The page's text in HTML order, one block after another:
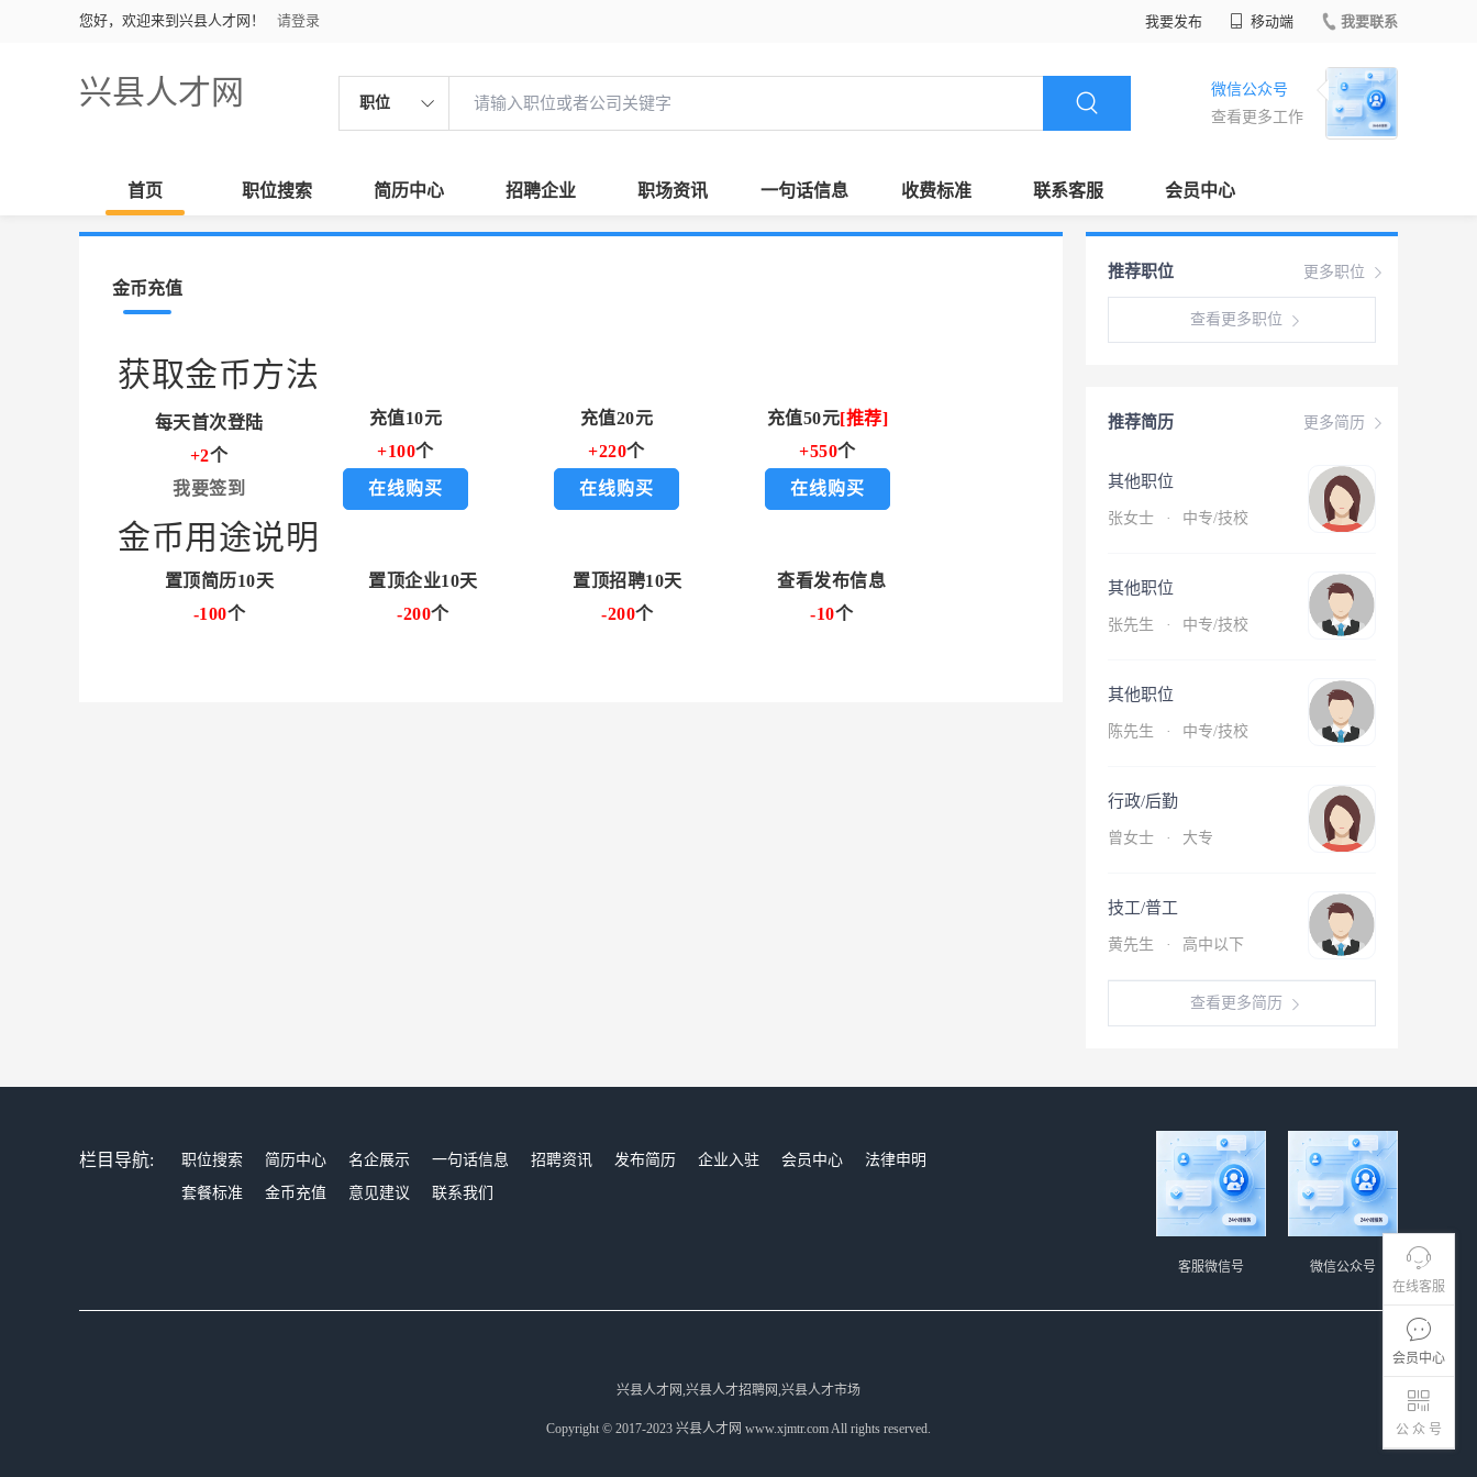
您好，欢迎来到兴县人才网！ 请登录 我要发布 移动端 我要联系
兴县人才网 职位
微信公众号
查看更多工作
首页 职位搜索 简历中心 招聘企业 职场资讯 一句话信息 收费标准 联系客服 会员中心
在线客服
会员中心
公 众 号
金币充值
获取金币方法
每天首次登陆
+2个
我要签到
充值10元
+100个
在线购买
充值20元
+220个
在线购买
充值50元[推荐]
+550个
在线购买
金币用途说明
置顶简历10天 置顶企业10天 置顶招聘10天
查看发布信息
-100个 -200个 -200个 -10个
更多职位
推荐职位
查看更多职位
更多简历
推荐简历
其他职位
张女士 · 中专/技校
其他职位
张先生 · 中专/技校
其他职位
陈先生 · 中专/技校
行政/后勤
曾女士 · 大专
技工/普工
黄先生 · 高中以下
查看更多简历
栏目导航: 职位搜索 简历中心 名企展示 一句话信息 招聘资讯 发布简历 企业入驻 会员中心
法律申明
套餐标准
金币充值 意见建议 联系我们
微信公众号
客服微信号
兴县人才网,兴县人才招聘网,兴县人才市场
Copyright © 2017-2023 兴县人才网 www.xjmtr.com All rights reserved.